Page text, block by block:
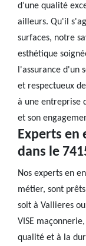
d’une qualité
ailleurs. Qu'il
surfaces, notre
esthétique
l'assurance d'un
et respectueux
à une entreprise
et son
Experts en
dans le
Nos experts en
métier, sont
soit à Vallieres
VISE
qualité et à la